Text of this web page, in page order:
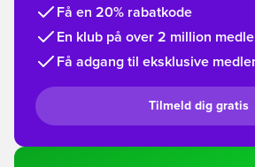
Få en 20% rabatkode
En klub på over 2 million
Få adgang til eksklusive
Tilmeld dig gratis